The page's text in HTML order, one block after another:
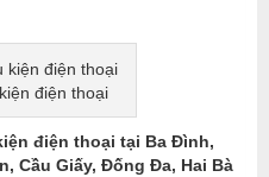
điện thoại
điện thoại tại Ba Đình,
Cầu Giấy, Đống Đa, Hai Bà